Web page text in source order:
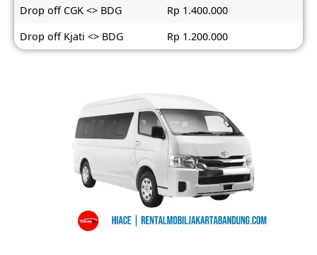
Drop off CGK <> BDG
Rp 1.400.000
Drop off Kjati <> BDG
Rp 1.200.000